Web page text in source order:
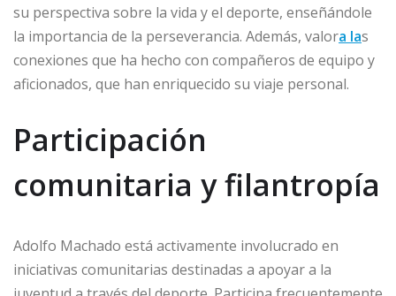
su perspectiva sobre la vida y el deporte, enseñándole
la importancia de la perseverancia. Además, valora las
conexiones que ha hecho con compañeros de equipo y
aficionados, que han enriquecido su viaje personal.
Participación
comunitaria y filantropía
Adolfo Machado está activamente involucrado en
iniciativas comunitarias destinadas a apoyar a la